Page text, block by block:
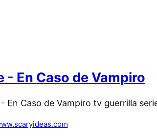
- En Caso de Vampiro